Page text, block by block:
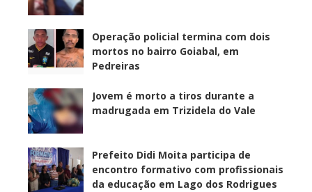
Operação policial termina com dois
mortos no bairro Goiabal, em
Pedreiras
Jovem é morto a tiros durante a
madrugada em Trizidela do Vale
Prefeito Didi Moita participa de
encontro formativo com profissionais
da educação em Lago dos Rodrigues